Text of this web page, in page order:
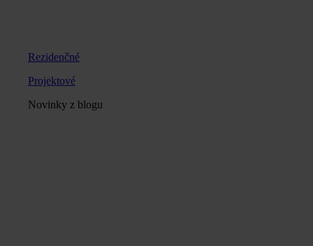
Rezidenčné
Projektové
Novinky z blogu